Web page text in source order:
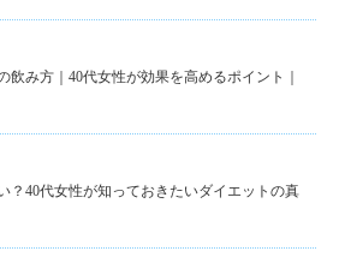
飲み方｜40代女性が効果を高めるポイント｜
？40代女性が知っておきたいダイエットの真